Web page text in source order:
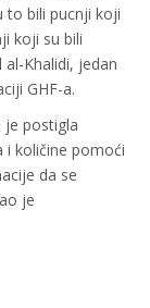
to bili pucnji koji
koji su bili
Khalidi, jedan
GHF-a.
je postigla
količine pomoći
da se
je